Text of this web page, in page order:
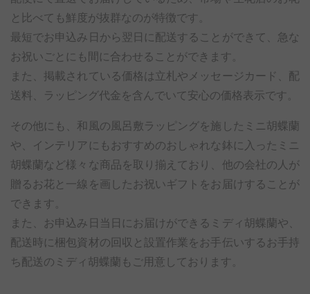
と比べても鮮度が抜群なのが特徴です。
最短でお申込み日から翌日に配送することができて、急な
お祝いごとにも間に合わせることができます。
また、掲載されている価格は立札やメッセージカード、配
送料、ラッピング代金を含んでいて安心の価格表示です。
その他にも、和風の風呂敷ラッピングを施したミニ胡蝶蘭
や、インテリアにもおすすめのおしゃれな鉢に入ったミニ
胡蝶蘭など様々な商品を取り揃えており、他の会社の人が
贈るお花と一線を画したお祝いギフトをお届けすることが
できます。
また、お申込み日当日にお届けができるミディ胡蝶蘭や、
配送時に梱包資材の回収と設置作業をお手伝いするお手持
ち配送のミディ胡蝶蘭もご用意しております。